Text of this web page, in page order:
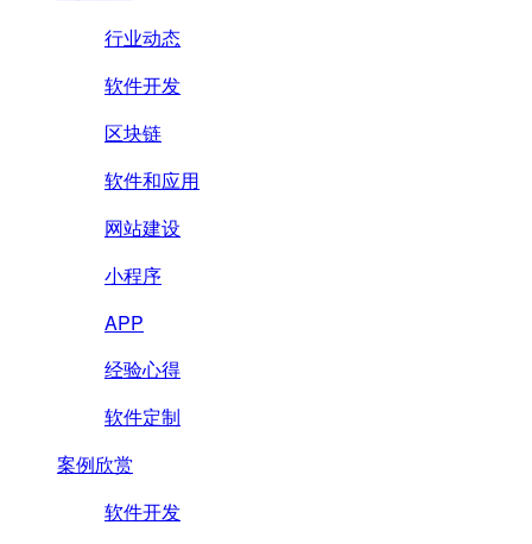
行业动态
软件开发
区块链
软件和应用
网站建设
小程序
APP
经验心得
软件定制
案例欣赏
软件开发